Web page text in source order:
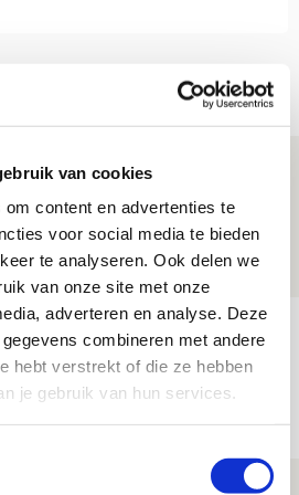
van cookies
content en advertenties te
voor social media te bieden
te analyseren. Ook delen we
van onze site met onze
adverteren en analyse. Deze
combineren met andere
hebt verstrekt of die ze hebben
je gebruik van hun services.
moet weten over PEC
welke formatie begin